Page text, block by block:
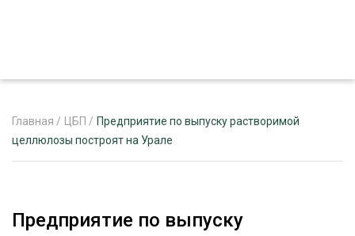
РЕКЛАМОДАТЕЛЯМ
Главная / ЦБП / Предприятие по выпуску растворимой
целлюлозы построят на Урале
Предприятие по выпуску